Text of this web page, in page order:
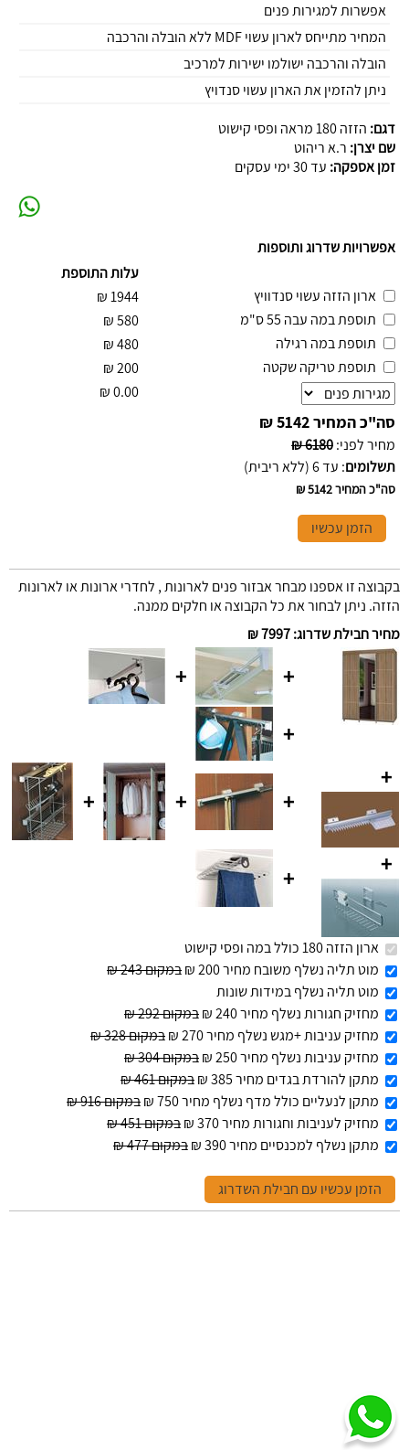
אפשרות למגירות פנים
המחיר מתייחס לארון עשוי MDF ללא הובלה והרכבה
הובלה והרכבה ישולמו ישירות למרכיב
ניתן להזמין את הארון עשוי סנדויץ
דגם: הזזה 180 מראה ופסי קישוט
שם יצרן: ר.א ריהוט
זמן אספקה: עד 30 ימי עסקים
אפשרויות שדרוג ותוספות
עלות התוספת
ארון הזזה עשוי סנדוויץ
1944
₪
תוספת במה עבה 55 ס"מ
580
₪
תוספת במה רגילה
480
₪
תוספת טריקה שקטה
200
₪
0.00
₪
סה"כ המחיר5142 ₪
מחיר לפני:
6180 ₪
תשלומים: עד 6 (ללא ריבית)
סה"כ המחיר5142 ₪
הזמן עכשיו
בקבוצה זו אספנו מבחר אבזור פנים לארונות , לחדרי ארונות או לארונות
הזזה. ניתן לבחור את כל הקבוצה או חלקים ממנה.
מחיר חבילת שדרוג:
7997 ₪
+
+
+
+
+
+
+
+
+
ארון הזזה 180 כולל במה ופסי קישוט
מוט תליה נשלף משובח מחיר 200 ₪
במקום 243 ₪
מוט תליה נשלף במידות שונות
מחזיק חגורות נשלף מחיר 240 ₪
במקום 292 ₪
מחזיק עניבות +מגש נשלף מחיר 270 ₪
במקום 328 ₪
מחזיק עניבות נשלף מחיר 250 ₪
במקום 304 ₪
מתקן להורדת בגדים מחיר 385 ₪
במקום 461 ₪
מתקן לנעליים כולל מדף נשלף מחיר 750 ₪
במקום 916 ₪
מחזיק לעניבות וחגורות מחיר 370 ₪
במקום 451 ₪
מתקן נשלף למכנסיים מחיר 390 ₪
במקום 477 ₪
הזמן עכשיו עם חבילת השדרוג